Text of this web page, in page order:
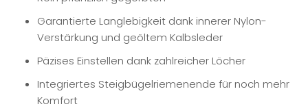
Garantierte Langlebigkeit dank innerer Nylon-
Verstärkung und geöltem Kalbsleder
Päzises Einstellen dank zahlreicher Löcher
Integriertes Steigbügelriemenende für noch mehr
Komfort